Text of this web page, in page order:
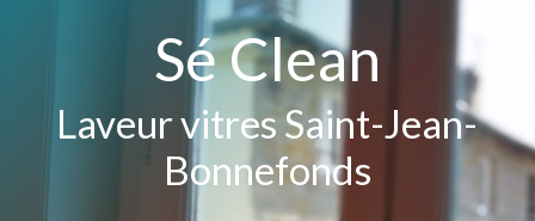
Sé Clean
Laveur vitres Saint-Jean-
Bonnefonds